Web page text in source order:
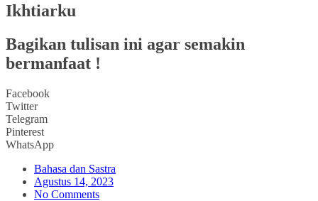
Ikhtiarku
Bagikan tulisan ini agar semakin
bermanfaat !
Facebook
Twitter
Telegram
Pinterest
WhatsApp
Bahasa dan Sastra
Agustus 14, 2023
No Comments